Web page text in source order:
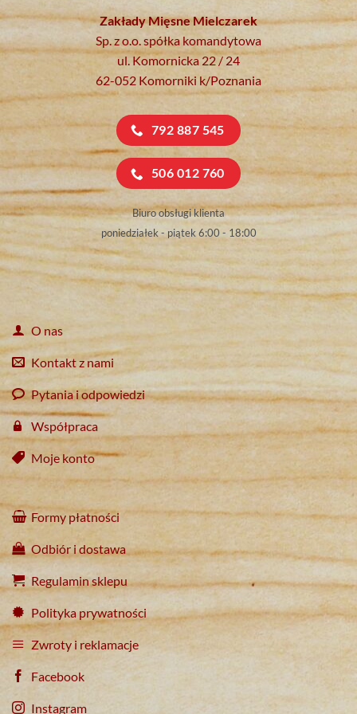
Zakłady Mięsne Mielczarek
Sp. z o.o. spółka komandytowa
ul. Komornicka 22 / 24
62-052 Komorniki k/Poznania
792 887 545
506 012 760
Biuro obsługi klienta
poniedziałek - piątek 6:00 - 18:00
O nas
Kontakt z nami
Pytania i odpowiedzi
Współpraca
Moje konto
Formy płatności
Odbiór i dostawa
Regulamin sklepu
Polityka prywatności
Zwroty i reklamacje
Facebook
Instagram